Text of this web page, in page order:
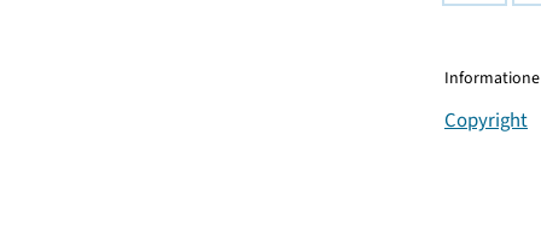
Copyright